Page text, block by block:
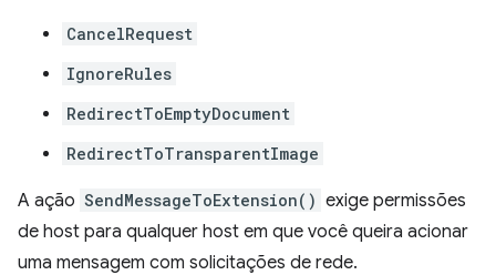
CancelRequest
IgnoreRules
RedirectToEmptyDocument
RedirectToTransparentImage
A ação SendMessageToExtension() exige permissões
de host para qualquer host em que você queira acionar
uma mensagem com solicitações de rede.